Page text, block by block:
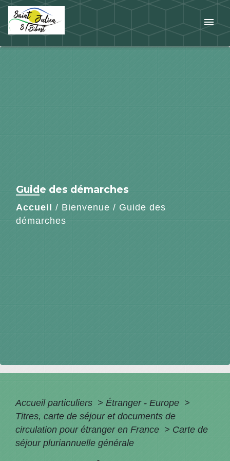
menu
Guide des démarches
Accueil / Bienvenue / Guide des
démarches
Accueil particuliers > Étranger - Europe >
Titres, carte de séjour et documents de
circulation pour étranger en France > Carte de
séjour pluriannuelle générale